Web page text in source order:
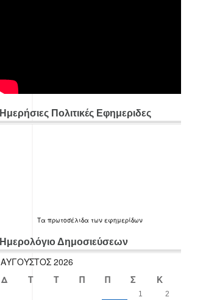
Ημερήσιες Πολιτικές Εφημεριδες
Τα πρωτοσέλιδα των εφημερίδων
Ημερολόγιο Δημοσιεύσεων
ΑΎΓΟΥΣΤΟΣ 2026
Δ
Τ Τ Π Π Σ Κ
1
2